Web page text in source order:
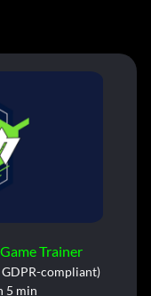
Trainer
compliant)
5 min